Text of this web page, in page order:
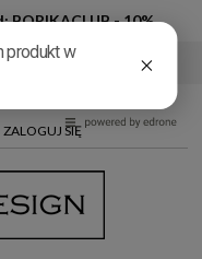
BORIKACLUB - 10%
butik@borika.pl
ZALOGUJ SIĘ